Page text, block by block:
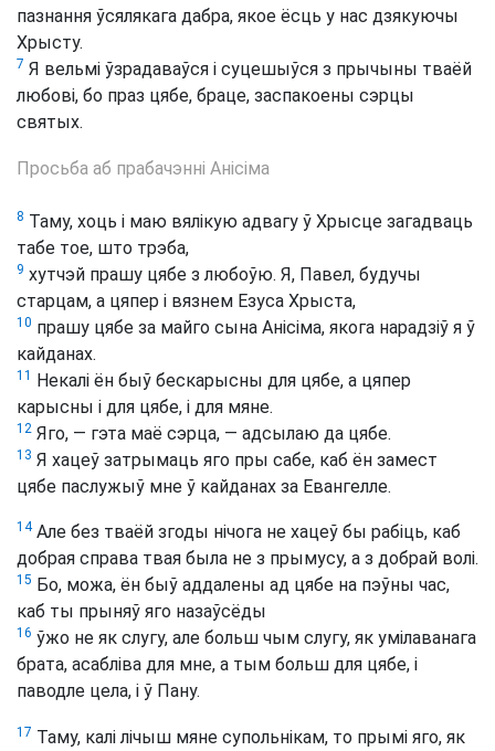
пазнання ўсялякага дабра, якое ёсць у нас дзякуючы
Хрысту.
7 Я вельмі ўзрадаваўся і суцешыўся з прычыны тваёй
любові, бо праз цябе, браце, заспакоены сэрцы
святых.
Просьба аб прабачэнні Анісіма
8 Таму, хоць і маю вялікую адвагу ў Хрысце загадваць
табе тое, што трэба,
9 хутчэй прашу цябе з любоўю. Я, Павел, будучы
старцам, а цяпер і вязнем Езуса Хрыста,
10 прашу цябе за майго сына Анісіма, якога нарадзіў я ў
кайданах.
11 Некалі ён быў бескарысны для цябе, а цяпер
карысны і для цябе, і для мяне.
12 Яго, — гэта маё сэрца, — адсылаю да цябе.
13 Я хацеў затрымаць яго пры сабе, каб ён замест
цябе паслужыў мне ў кайданах за Евангелле.
14Але без тваёй згоды нічога не хацеў бы рабіць, каб
добрая справа твая была не з прымусу, а з добрай волі.
15 Бо, можа, ён быў аддалены ад цябе на пэўны час,
каб ты прыняў яго назаўсёды
16 ўжо не як слугу, але больш чым слугу, як умілаванага
брата, асабліва для мне, а тым больш для цябе, і
паводле цела, і ў Пану.
17 Таму, калі лічыш мяне супольнікам, то прымі яго, як